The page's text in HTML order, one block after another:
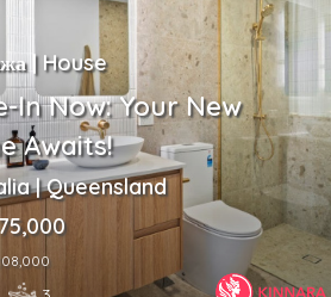
| House
In Now: Your New
Awaits!
| Queensland